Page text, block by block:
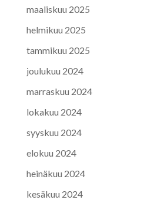
maaliskuu 2025
helmikuu 2025
tammikuu 2025
joulukuu 2024
marraskuu 2024
lokakuu 2024
syyskuu 2024
elokuu 2024
heinäkuu 2024
kesäkuu 2024